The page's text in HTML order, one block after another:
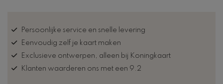
Persoonlijke service en snelle levering
Eenvoudig zelf je kaart maken
Exclusieve ontwerpen, alleen bij Koningkaart
Klanten waarderen ons met een 9.2